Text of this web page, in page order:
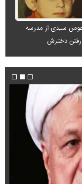
سیدی از مدرسه
رفتن دخترش